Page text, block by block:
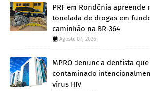
PRF em Rondônia apreende
tonelada de drogas em
caminhão na BR-364
Agosto 07, 2026
MPRO denuncia dentista
contaminado
vírus HIV